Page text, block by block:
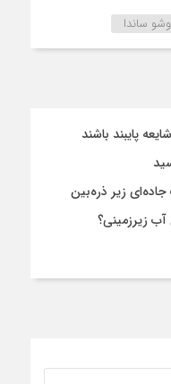
ساندا
پایبند باشند
زیر ذره‌بین
زیرزمینی؟